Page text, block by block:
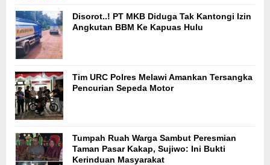
Disorot..! PT MKB Diduga Tak Kantongi Izin
Angkutan BBM Ke Kapuas Hulu
Tim URC Polres Melawi Amankan Tersangka
Pencurian Sepeda Motor
Tumpah Ruah Warga Sambut Peresmian
Taman Pasar Kakap, Sujiwo: Ini Bukti
Kerinduan Masyarakat